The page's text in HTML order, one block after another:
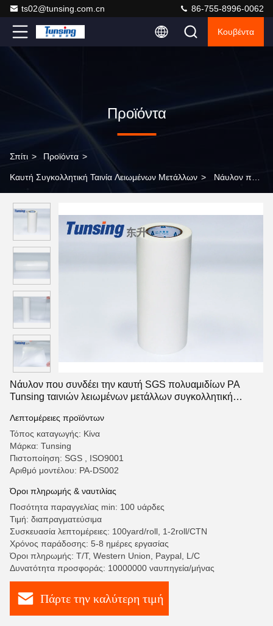
ts02@tunsing.com.cn 86-755-8996-0062
Κουβέντα
Προϊόντα
Σπίτι > Προϊόντα >
Καυτή Συγκολλητική Ταινία Λειωμένων Μετάλλων > Νάυλον που
λειωμένων μετάλλων συγκολλητική Washable έγκριση
Νάυλον που συνδέει την καυτή SGS πολυαμιδίων PA
Tunsing ταινιών λειωμένων μετάλλων συγκολλητική
Λεπτομέρειες προϊόντων
Τόπος καταγωγής: Κίνα
Μάρκα: Tunsing
Πιστοποίηση: SGS , ISO9001
Αριθμό μοντέλου: PA-DS002
Όροι πληρωμής & ναυτιλίας
Ποσότητα παραγγελίας min: 100 υάρδες
Τιμή: διαπραγματεύσιμα
Συσκευασία λεπτομέρειες: 100yard/roll, 1-2roll/CTN
Χρόνος παράδοσης: 5-8 ημέρες εργασίας
Όροι πληρωμής: T/T, Western Union, Paypal, L/C
Δυνατότητα προσφοράς: 10000000 ναυπηγεία/μήνας
Πάρτε την καλύτερη τιμή